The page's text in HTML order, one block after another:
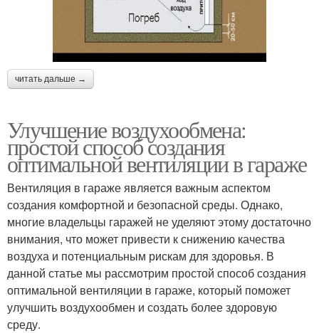
читать дальше →
Улучшение воздухообмена:
простой способ создания
оптимальной вентиляции в гараже
Вентиляция в гараже является важным аспектом
создания комфортной и безопасной среды. Однако,
многие владельцы гаражей не уделяют этому достаточно
внимания, что может привести к снижению качества
воздуха и потенциальным рискам для здоровья. В
данной статье мы рассмотрим простой способ создания
оптимальной вентиляции в гараже, который поможет
улучшить воздухообмен и создать более здоровую
среду.